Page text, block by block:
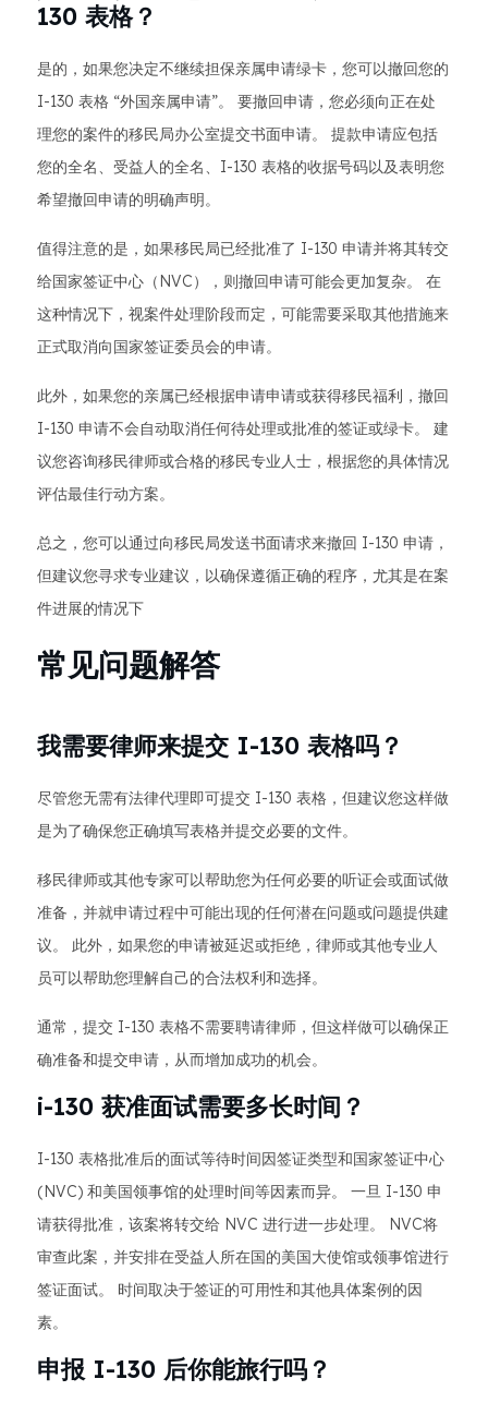
130 表格？
是的，如果您决定不继续担保亲属申请绿卡，您可以撤回您的
I-130 表格 “外国亲属申请”。 要撤回申请，您必须向正在处
理您的案件的移民局办公室提交书面申请。 提款申请应包括
您的全名、受益人的全名、I-130 表格的收据号码以及表明您
希望撤回申请的明确声明。
值得注意的是，如果移民局已经批准了 I-130 申请并将其转交
给国家签证中心（NVC），则撤回申请可能会更加复杂。 在
这种情况下，视案件处理阶段而定，可能需要采取其他措施来
正式取消向国家签证委员会的申请。
此外，如果您的亲属已经根据申请申请或获得移民福利，撤回
I-130 申请不会自动取消任何待处理或批准的签证或绿卡。 建
议您咨询移民律师或合格的移民专业人士，根据您的具体情况
评估最佳行动方案。
总之，您可以通过向移民局发送书面请求来撤回 I-130 申请，
但建议您寻求专业建议，以确保遵循正确的程序，尤其是在案
件进展的情况下
常见问题解答
我需要律师来提交 I-130 表格吗？
尽管您无需有法律代理即可提交 I-130 表格，但建议您这样做
是为了确保您正确填写表格并提交必要的文件。
移民律师或其他专家可以帮助您为任何必要的听证会或面试做
准备，并就申请过程中可能出现的任何潜在问题或问题提供建
议。 此外，如果您的申请被延迟或拒绝，律师或其他专业人
员可以帮助您理解自己的合法权利和选择。
通常，提交 I-130 表格不需要聘请律师，但这样做可以确保正
确准备和提交申请，从而增加成功的机会。
i-130 获准面试需要多长时间？
I-130 表格批准后的面试等待时间因签证类型和国家签证中心
(NVC) 和美国领事馆的处理时间等因素而异。 一旦 I-130 申
请获得批准，该案将转交给 NVC 进行进一步处理。 NVC将
审查此案，并安排在受益人所在国的美国大使馆或领事馆进行
签证面试。 时间取决于签证的可用性和其他具体案例的因
素。
申报 I-130 后你能旅行吗？